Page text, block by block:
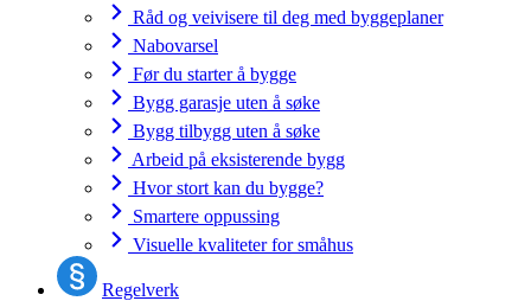
Råd og veivisere til deg med byggeplaner
Nabovarsel
Før du starter å bygge
Bygg garasje uten å søke
Bygg tilbygg uten å søke
Arbeid på eksisterende bygg
Hvor stort kan du bygge?
Smartere oppussing
Visuelle kvaliteter for småhus
Regelverk